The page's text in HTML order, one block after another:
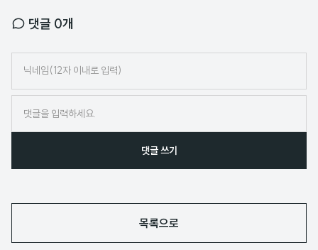
댓글 0개
임
댓글 쓰기
목록으로